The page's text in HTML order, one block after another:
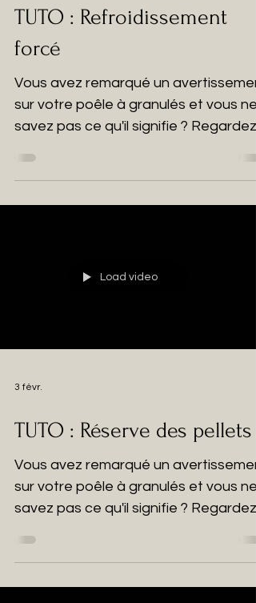
TUTO : Refroidissement
forcé
Vous avez remarqué un
sur votre poêle à granulés et vous ne
savez pas ce qu'il signifie ? Regardez
Load video
3 févr.
TUTO : Réserve des pellets
Vous avez remarqué un
sur votre poêle à granulés et vous ne
savez pas ce qu'il signifie ? Regardez